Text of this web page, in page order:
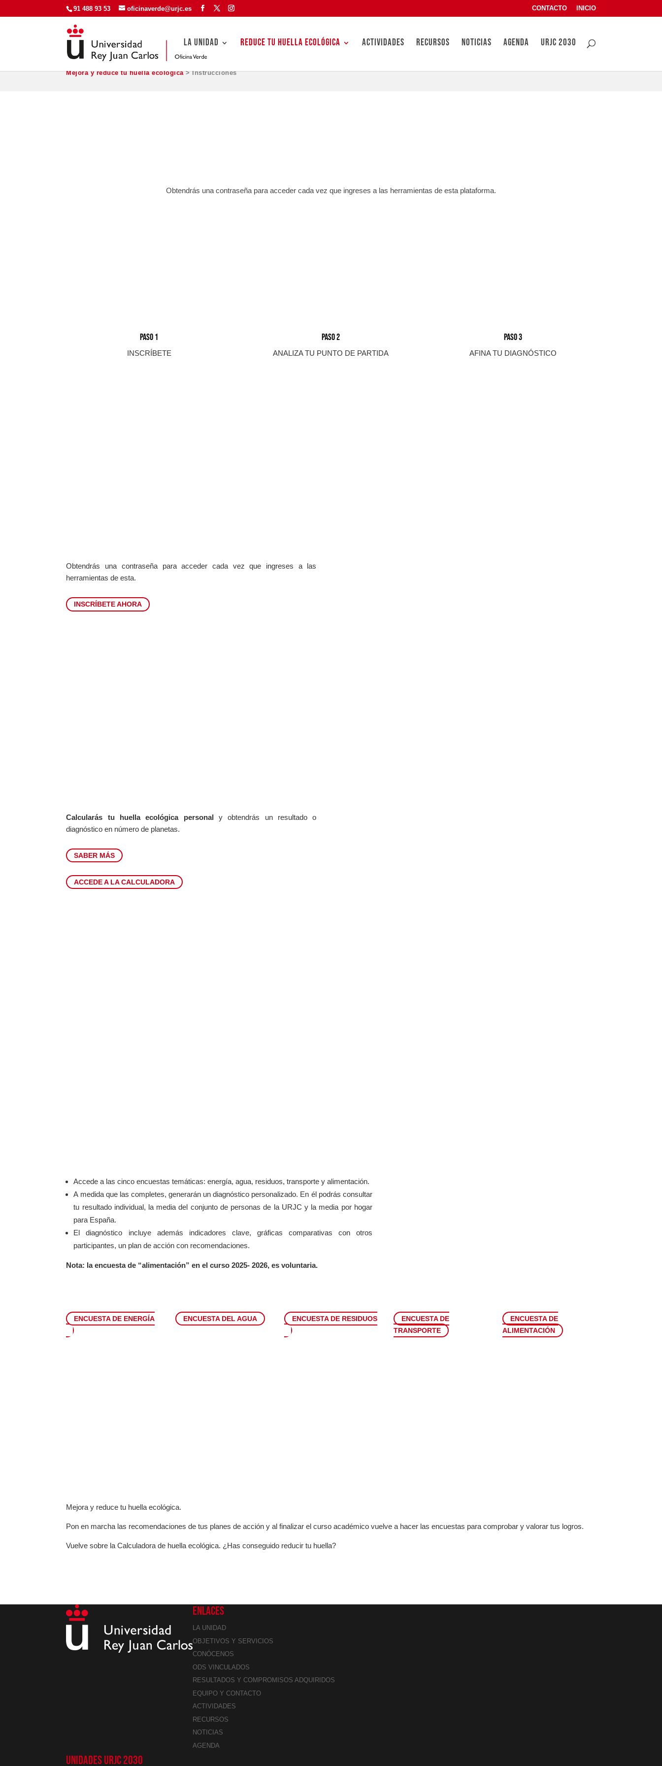
91 488 93 53 oficinaverde@urjc.es CONTACTO INICIO
LA UNIDAD REDUCE TU HUELLA ECOLÓGICA ACTIVIDADES RECURSOS NOTICIAS AGENDA URJC 2030
Mejora y reduce tu huella ecológica> Instrucciones
Obtendrás una contraseña para acceder cada vez que ingreses a las herramientas de esta plataforma.
PASO 1
INSCRÍBETE
PASO 2
ANALIZA TU PUNTO DE PARTIDA
PASO 3
AFINA TU DIAGNÓSTICO
Obtendrás una contraseña para acceder cada vez que ingreses a las
herramientas de esta.
INSCRÍBETE AHORA
Calcularás tu huella ecológica personal y obtendrás un resultado o
diagnóstico en número de planetas.
SABER MÁS
ACCEDE A LA CALCULADORA
Accede a las cinco encuestas temáticas: energía, agua, residuos, transporte y alimentación.
A medida que las completes, generarán un diagnóstico personalizado. En él podrás consultar
tu resultado individual, la media del conjunto de personas de la URJC y la media por hogar
para España.
El diagnóstico incluye además indicadores clave, gráficas comparativas con otros
participantes, un plan de acción con recomendaciones.
Nota: la encuesta de “alimentación” en el curso 2025- 2026, es voluntaria.
ENCUESTA DE ENERGÍA ENCUESTA DEL AGUA ENCUESTA DE RESIDUOS
ENCUESTA DE
TRANSPORTE
ENCUESTA DE
ALIMENTACIÓN
Mejora y reduce tu huella ecológica.
Pon en marcha las recomendaciones de tus planes de acción y al finalizar el curso académico vuelve a hacer las encuestas para comprobar y valorar tus logros.
Vuelve sobre la Calculadora de huella ecológica. ¿Has conseguido reducir tu huella?
ENLACES
LA UNIDAD
OBJETIVOS Y SERVICIOS
CONÓCENOS
ODS VINCULADOS
RESULTADOS Y COMPROMISOS ADQUIRIDOS
EQUIPO Y CONTACTO
ACTIVIDADES
RECURSOS
NOTICIAS
AGENDA
UNIDADES URJC 2030